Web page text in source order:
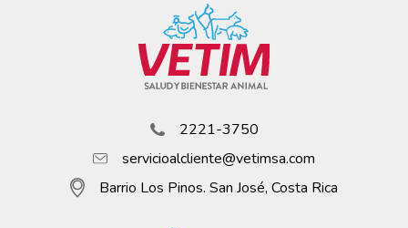
2221-3750
servicioalcliente@vetimsa.com
Barrio Los Pinos. San José, Costa Rica